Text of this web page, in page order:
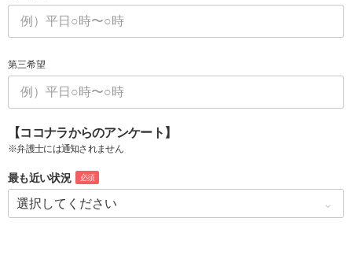
第三希望
【ココナラからのアンケート】
※弁護士には通知されません
最も近い状況 必須